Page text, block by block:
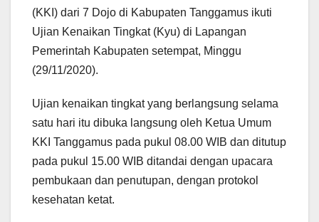
(KKI) dari 7 Dojo di Kabupaten Tanggamus ikuti
Ujian Kenaikan Tingkat (Kyu) di Lapangan
Pemerintah Kabupaten setempat, Minggu
(29/11/2020).
Ujian kenaikan tingkat yang berlangsung selama
satu hari itu dibuka langsung oleh Ketua Umum
KKI Tanggamus pada pukul 08.00 WIB dan ditutup
pada pukul 15.00 WIB ditandai dengan upacara
pembukaan dan penutupan, dengan protokol
kesehatan ketat.